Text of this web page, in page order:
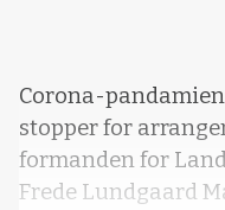
Corona-
stopper for
formanden for
Frede Lundgaard